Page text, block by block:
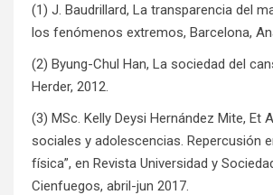
(1) J. Baudrillard, La transparencia del
los fenómenos extremos, Barcelona,
(2) Byung-Chul Han, La sociedad del
Herder, 2012.
(3) MSc. Kelly Deysi Hernández Mite, Et
sociales y adolescencias. Repercusión
física”, en Revista Universidad y
Cienfuegos, abril-jun 2017.